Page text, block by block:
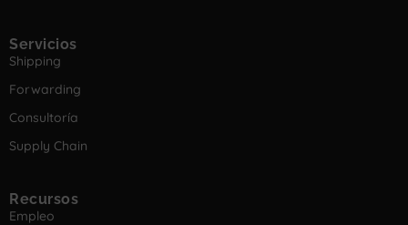
Servicios
Shipping
Forwarding
Consultoría
Supply Chain
Recursos
Empleo